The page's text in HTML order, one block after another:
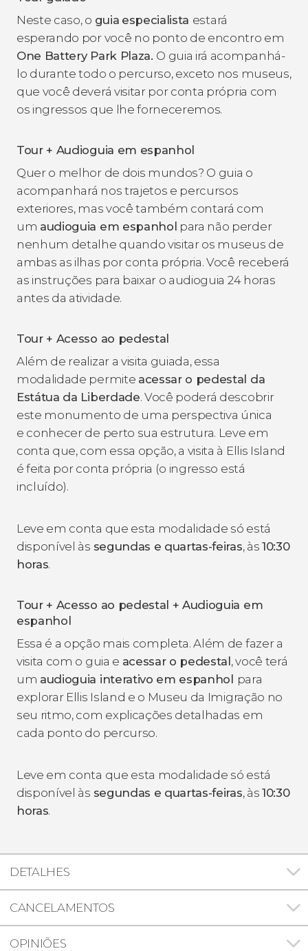
Neste caso, o guia especialista estará
esperando por você no ponto de encontro em
One Battery Park Plaza. O guia irá acompanhá-
lo durante todo o percurso, exceto nos museus,
que você deverá visitar por conta própria com
os ingressos que lhe forneceremos.
Tour + Audioguia em espanhol
Quer o melhor de dois mundos? O guia o
acompanhará nos trajetos e percursos
exteriores, mas você também contará com
um audioguia em espanhol para não perder
nenhum detalhe quando visitar os museus de
ambas as ilhas por conta própria. Você receberá
as instruções para baixar o audioguia 24 horas
antes da atividade.
Tour + Acesso ao pedestal
Além de realizar a visita guiada, essa
modalidade permite acessar o pedestal da
Estátua da Liberdade. Você poderá descobrir
este monumento de uma perspectiva única
e conhecer de perto sua estrutura. Leve em
conta que, com essa opção, a visita à Ellis Island
é feita por conta própria (o ingresso está
incluído).
Leve em conta que esta modalidade só está
disponível às segundas e quartas-feiras, às 10:30
horas.
Tour + Acesso ao pedestal + Audioguia em
espanhol
Essa é a opção mais completa. Além de fazer a
visita com o guia e acessar o pedestal, você terá
um audioguia interativo em espanhol para
explorar Ellis Island e o Museu da Imigração no
seu ritmo, com explicações detalhadas em
cada ponto do percurso.
Leve em conta que esta modalidade só está
disponível às segundas e quartas-feiras, às 10:30
horas.
DETALHES
CANCELAMENTOS
OPINIÕES